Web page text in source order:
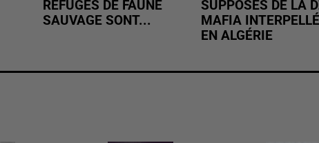
REFUGES DE FAUNE
SAUVAGE SONT...
SUPPOSÉS DE LA
MAFIA INTERPELLÉ
EN ALGÉRIE